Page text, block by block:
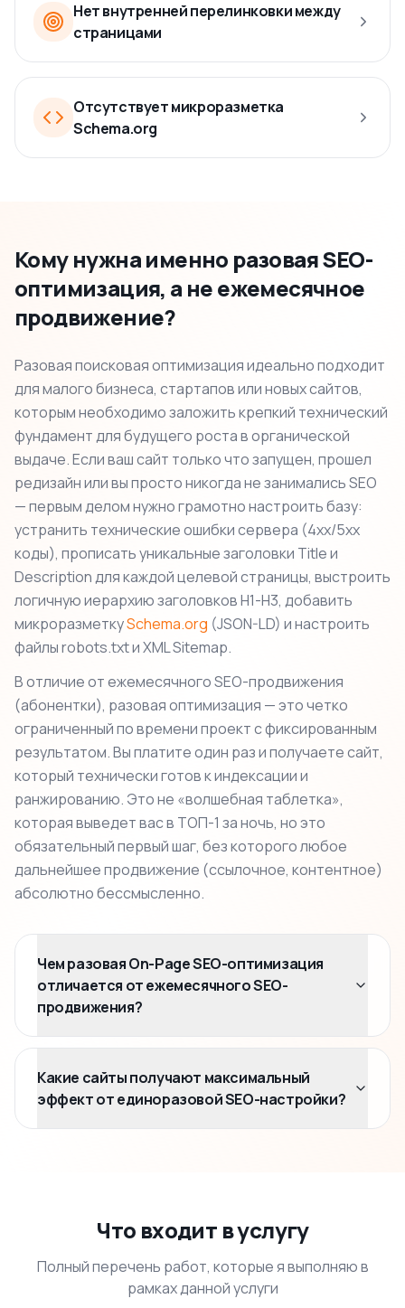
Нет внутренней перелинковки между
страницами
Отсутствует микроразметка
Schema.org
Кому нужна именно разовая SEO-
оптимизация, а не ежемесячное
продвижение?
Разовая поисковая оптимизация идеально подходит
для малого бизнеса, стартапов или новых сайтов,
которым необходимо заложить крепкий технический
фундамент для будущего роста в органической
выдаче. Если ваш сайт только что запущен, прошел
редизайн или вы просто никогда не занимались SEO
— первым делом нужно грамотно настроить базу:
устранить технические ошибки сервера (4xx/5xx
коды), прописать уникальные заголовки Title и
Description для каждой целевой страницы, выстроить
логичную иерархию заголовков H1-H3, добавить
микроразметкуSchema.org (JSON-LD) и настроить
файлы robots.txt и XML Sitemap.
В отличие от ежемесячного SEO-продвижения
(абонентки), разовая оптимизация — это четко
ограниченный по времени проект с фиксированным
результатом. Вы платите один раз и получаете сайт,
который технически готов к индексации и
ранжированию. Это не «волшебная таблетка»,
которая выведет вас в ТОП-1 за ночь, но это
обязательный первый шаг, без которого любое
дальнейшее продвижение (ссылочное, контентное)
абсолютно бессмысленно.
Чем разовая On-Page SEO-оптимизация
отличается от ежемесячного SEO-
продвижения?
Какие сайты получают максимальный
эффект от единоразовой SEO-настройки?
Что входит в услугу
Полный перечень работ, которые я выполняю в
рамках данной услуги